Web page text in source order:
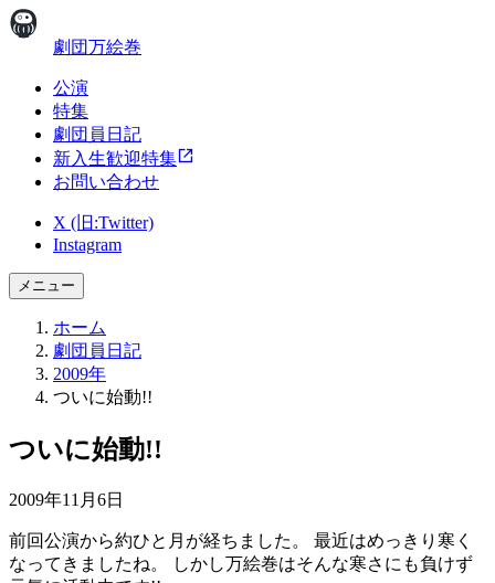
劇団万絵巻
公演
特集
劇団員日記
新入生歓迎特集
お問い合わせ
X (旧:Twitter)
Instagram
メニュー
ホーム
劇団員日記
2009年
ついに始動!!
ついに始動!!
2009年11月6日
前回公演から約ひと月が経ちました。 最近はめっきり寒く
なってきましたね。 しかし万絵巻はそんな寒さにも負けず